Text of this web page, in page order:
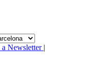
|